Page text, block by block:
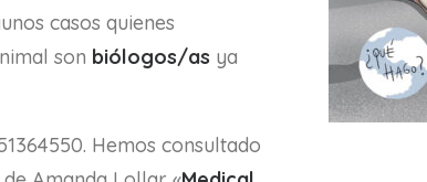
casos quienes
son biólogos/as ya
Hemos consultado